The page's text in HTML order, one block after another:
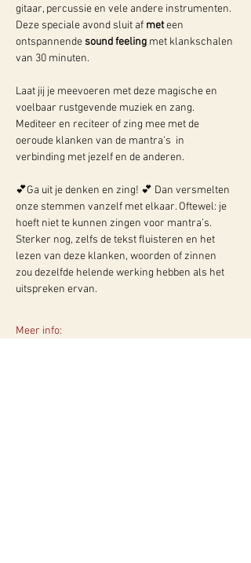
gitaar, percussie en vele andere instrumenten.
Deze speciale avond sluit af met een
ontspannende sound feeling met klankschalen
van 30 minuten.
Laat jij je meevoeren met deze magische en
voelbaar rustgevende muziek en zang.
Mediteer en reciteer of zing mee met de
oeroude klanken van de mantra's  in
verbinding met jezelf en de anderen.
💕Ga uit je denken en zing! 💕 Dan versmelten
onze stemmen vanzelf met elkaar. Oftewel: je
hoeft niet te kunnen zingen voor mantra’s.
Sterker nog, zelfs de tekst fluisteren en het
lezen van deze klanken, woorden of zinnen
zou dezelfde helende werking hebben als het
uitspreken ervan.
Meer info: